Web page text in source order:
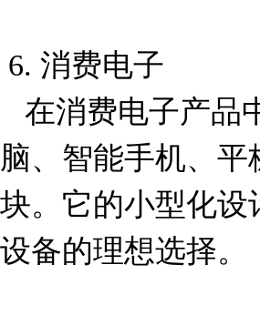
脑、智能手机、
块。它的小型化
设备的理想选择。